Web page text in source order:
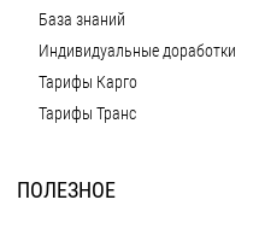
База знаний
Индивидуальные доработки
Тарифы Карго
Тарифы Транс
ПОЛЕЗНОЕ